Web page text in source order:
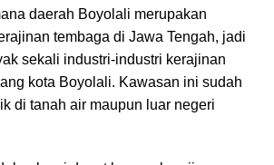
daerah Boyolali merupakan
tembaga di Jawa Tengah, jadi
sekali industri-industri kerajinan
kota Boyolali. Kawasan ini sudah
di tanah air maupun luar negeri